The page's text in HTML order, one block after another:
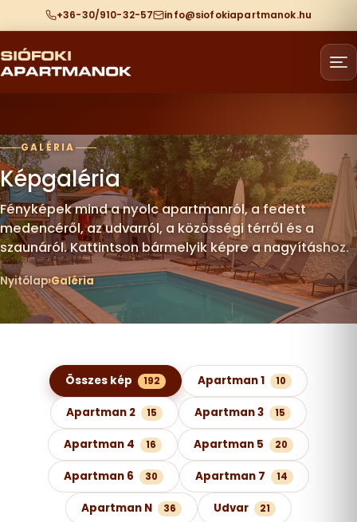
+36-30/910-32-57 info@siofokiapartmanok.hu
GALÉRIA
Képgaléria
Fényképek mind a nyolc apartmanról, a fedett
medencéről, az udvarról, a közösségi térről és a
szaunáról. Kattintson bármelyik képre a nagyításhoz.
Nyitólap Galéria
Képgaléria kategóriák szerint
Összes kép 192 Apartman 1 10
Apartman 2 15 Apartman 3 15
Apartman 4 16 Apartman 5 20
Apartman 6 30 Apartman 7 14
Apartman N 36 Udvar 21